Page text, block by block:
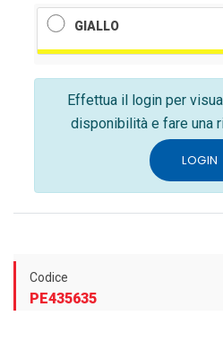
GIALLO
Effettua il login per
disponibilità e fare una
LOGIN
Codice
PE435635